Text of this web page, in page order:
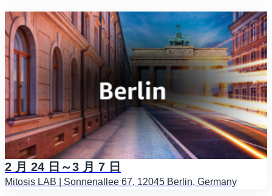
2 月 24 日～3 月 7 日
Mitosis LAB | Sonnenallee 67, 12045 Berlin, Germany